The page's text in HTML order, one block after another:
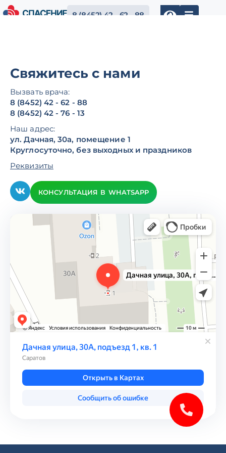
8 (8452) 42 - 62 - 88
Свяжитесь с нами
Вызвать врача:
8 (8452) 42 - 62 - 88
8 (8452) 42 - 76 - 13
Наш адрес:
ул. Дачная, 30а, помещение 1
Круглосуточно, без выходных и праздников
Реквизиты
КОНСУЛЬТАЦИЯ В WHATSAPP
Саратов
Дачная улица, 30А, подъезд 1, кв. 1 — Яндекс Карты